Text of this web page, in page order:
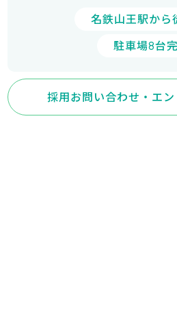
名鉄山王駅から
駐車場8台
採用お問い合わせ・エ